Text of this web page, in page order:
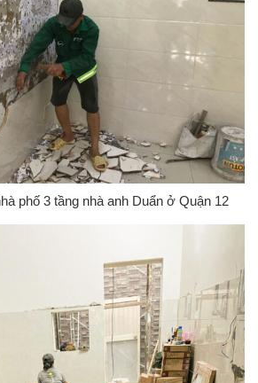
phố 3 tầng nhà anh Duẩn ở Quận 12